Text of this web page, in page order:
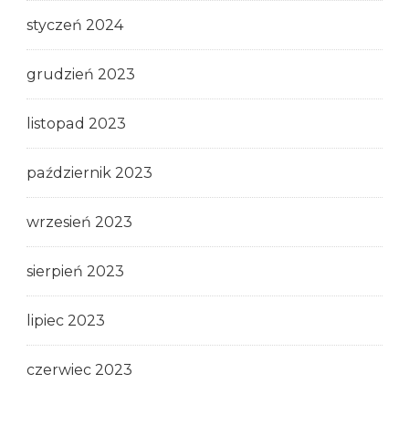
styczeń 2024
grudzień 2023
listopad 2023
październik 2023
wrzesień 2023
sierpień 2023
lipiec 2023
czerwiec 2023